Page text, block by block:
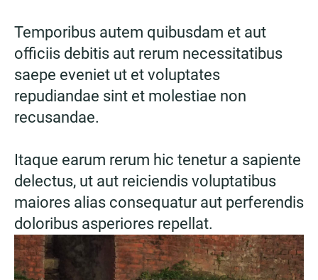
Temporibus autem quibusdam et aut
officiis debitis aut rerum necessitatibus
saepe eveniet ut et voluptates
repudiandae sint et molestiae non
recusandae.
Itaque earum rerum hic tenetur a sapiente
delectus, ut aut reiciendis voluptatibus
maiores alias consequatur aut perferendis
doloribus asperiores repellat.